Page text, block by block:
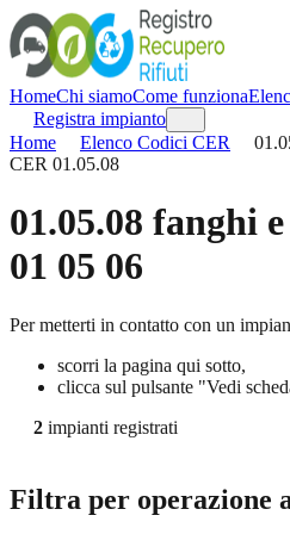
HomeChi siamoCome funziona
Registra impianto
Home
Elenco Codici CER
CER 01.05.08
01.05.08 fanghi
01 05 06
Per metterti in contatto con un
scorri la pagina qui sotto,
clicca sul pulsante "Vedi
2 impianti registrati
Filtra per operazione